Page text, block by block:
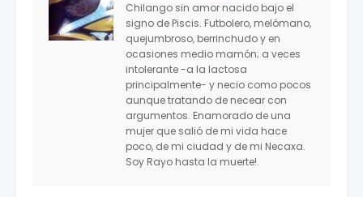
Chilango sin amor nacido bajo el
signo de Piscis. Futbolero, melómano,
quejumbroso, berrinchudo y en
ocasiones medio mamón; a veces
intolerante -a la lactosa
principalmente- y necio como pocos
aunque tratando de necear con
argumentos. Enamorado de una
mujer que salió de mi vida hace
poco, de mi ciudad y de mi Necaxa.
Soy Rayo hasta la muerte!.